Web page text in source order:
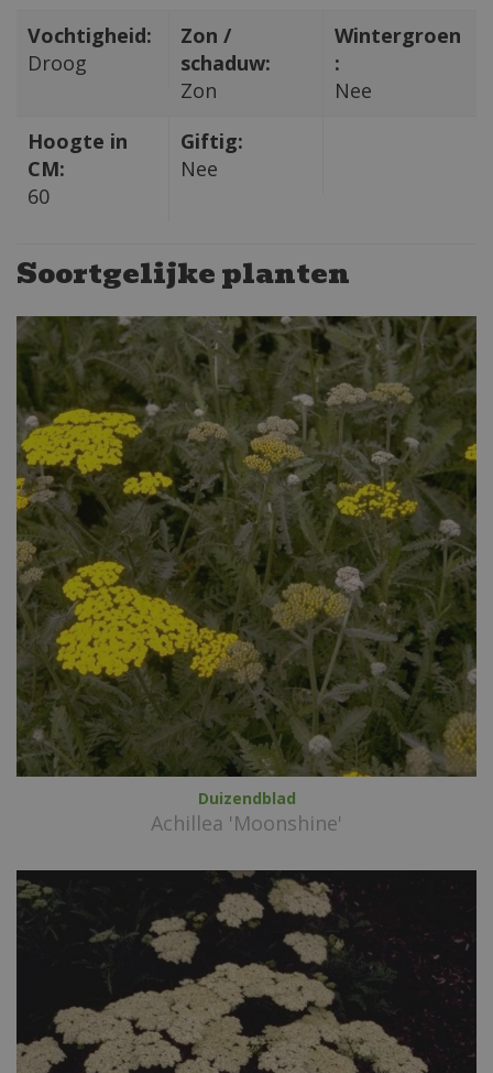
Vochtigheid:
Droog
Zon /
schaduw:
Zon
Wintergroen
:
Nee
Hoogte in
CM:
60
Giftig:
Nee
Soortgelijke planten
Duizendblad
Achillea 'Moonshine'